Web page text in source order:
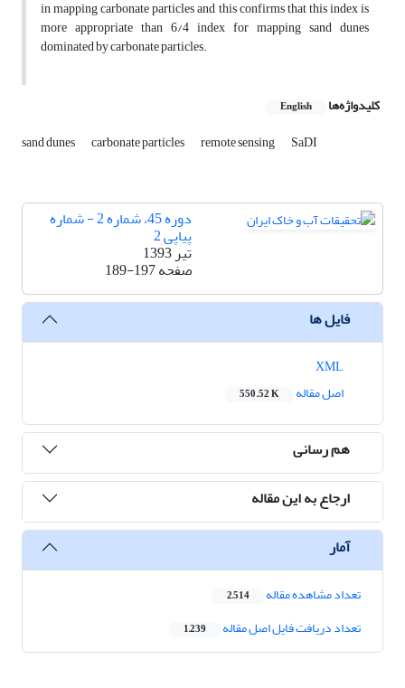
in mapping carbonate particles and this confirms that this index is
more appropriate than 6/4 index for mapping sand dunes
dominated by carbonate particles.
کلیدواژه‌ها English
sand dunes carbonate particles remote sensing SaDI
دوره 45، شماره 2 - شماره
پیاپی 2
تیر 1393
صفحه189-197
فایل ها
اصل مقاله
550.52 K
هم رسانی
ارجاع به این مقاله
آمار
تعداد مشاهده مقاله 2,514
تعداد دریافت فایل اصل مقاله 1,239